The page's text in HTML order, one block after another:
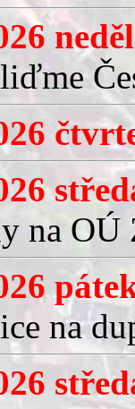
na OÚ
na